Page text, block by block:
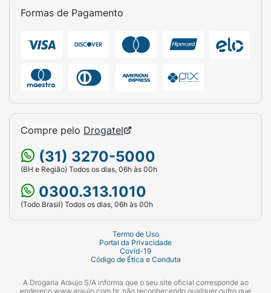
Formas de Pagamento
Compre pelo Drogatel
(31) 3270-5000
(BH e Região) Todos os dias, 06h às 00h
0300.313.1010
(Todo Brasil) Todos os dias, 06h às 00h
Termo de Uso
Portal da Privacidade
Covid-19
Código de Ética e Conduta
A Drogaria Araujo S/A informa que o seu site oficial corresponde ao
endereço www.araujo.com.br, não reconhecendo qualquer outro que